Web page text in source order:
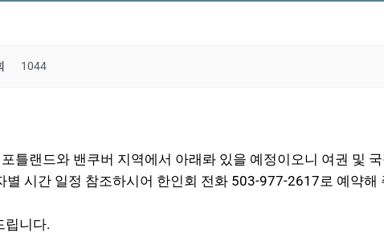
1044
틀랜드와 밴쿠버 지역에서 아래롸 있을 예정이오니 여권 및
시간 일정 참조하시어 한인회 전화 503-977-2617로 예약해
립니다.